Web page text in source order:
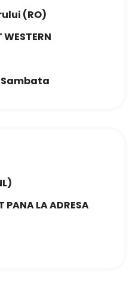
(RO)
WESTERN
PANA LA ADRESA